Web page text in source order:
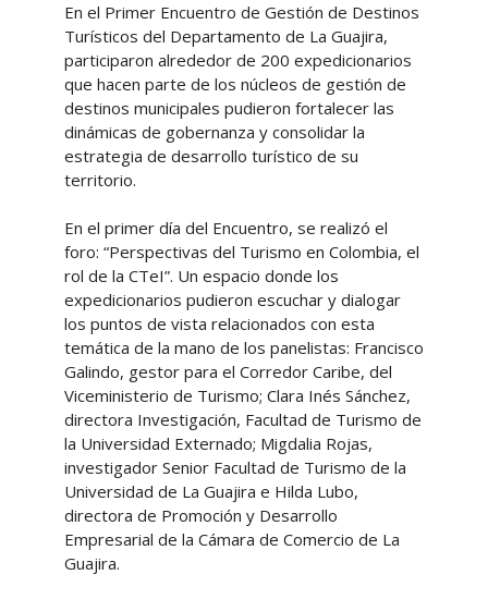
En el Primer Encuentro de Gestión de Destinos
Turísticos del Departamento de La Guajira,
participaron alrededor de 200 expedicionarios
que hacen parte de los núcleos de gestión de
destinos municipales pudieron fortalecer las
dinámicas de gobernanza y consolidar la
estrategia de desarrollo turístico de su
territorio.
En el primer día del Encuentro, se realizó el
foro: “Perspectivas del Turismo en Colombia, el
rol de la CTeI”. Un espacio donde los
expedicionarios pudieron escuchar y dialogar
los puntos de vista relacionados con esta
temática de la mano de los panelistas: Francisco
Galindo, gestor para el Corredor Caribe, del
Viceministerio de Turismo; Clara Inés Sánchez,
directora Investigación, Facultad de Turismo de
la Universidad Externado; Migdalia Rojas,
investigador Senior Facultad de Turismo de la
Universidad de La Guajira e Hilda Lubo,
directora de Promoción y Desarrollo
Empresarial de la Cámara de Comercio de La
Guajira.